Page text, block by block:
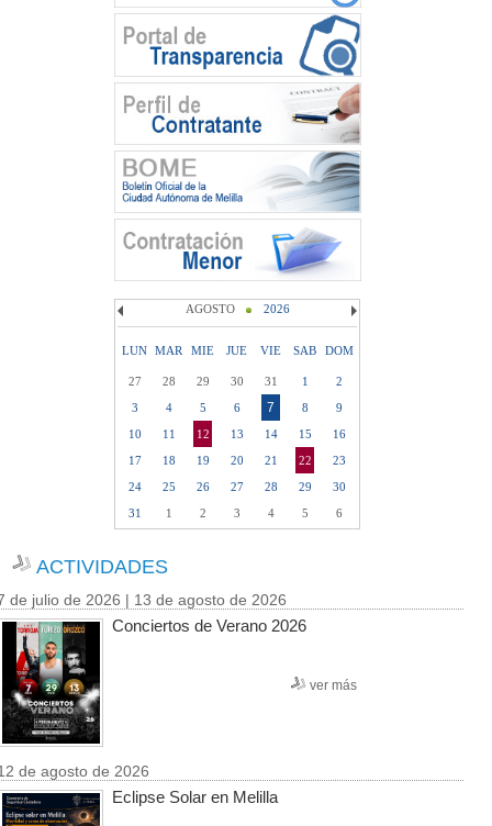
AGOSTO 2026
LUN MAR MIE JUE VIE SAB DOM
27 28 29 30 31 1
2
3
4 5 6 7 8
9
10
11 12 13 14 15
16
17
18 19 20 21 22
23
24
25 26 27 28 29
30
31
1 2 3 4 5 6
ACTIVIDADES
de julio de 2026 | 13 de agosto de 2026
Conciertos de Verano 2026
ver más
de agosto de 2026
Eclipse Solar en Melilla